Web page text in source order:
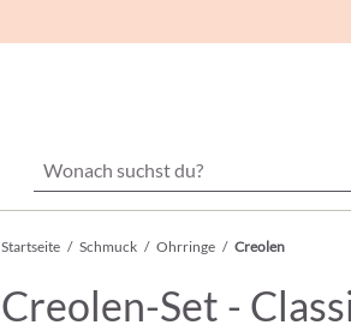
Startseite / Schmuck / Ohrringe / Creolen
Creolen-Set -